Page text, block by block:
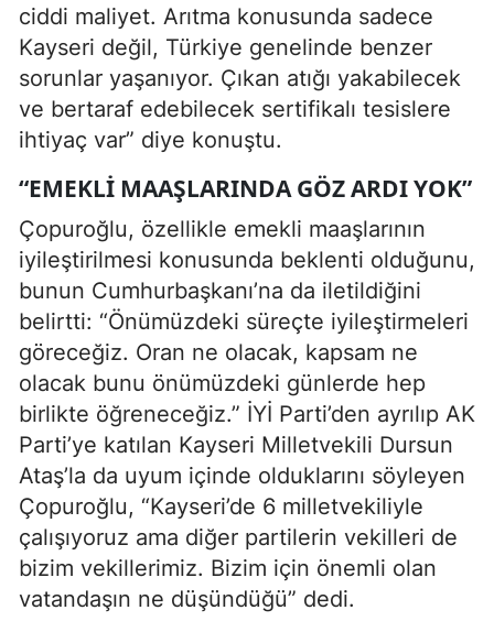
ciddi maliyet. Arıtma konusunda sadece
Kayseri değil, Türkiye genelinde benzer
sorunlar yaşanıyor. Çıkan atığı yakabilecek
ve bertaraf edebilecek sertifikalı tesislere
ihtiyaç var” diye konuştu.
“EMEKLI MAAŞLARINDA GÖZ ARDI YOK”
Çopuroğlu, özellikle emekli maaşlarının
iyileştirilmesi konusunda beklenti olduğunu,
bunun Cumhurbaşkanı’na da iletildiğini
belirtti: “Önümüzdeki süreçte iyileştirmeleri
göreceğiz. Oran ne olacak, kapsam ne
olacak bunu önümüzdeki günlerde hep
birlikte öğreneceğiz.” İYİ Parti’den ayrılıp AK
Parti’ye katılan Kayseri Milletvekili Dursun
Ataş’la da uyum içinde olduklarını söyleyen
Çopuroğlu, “Kayseri’de 6 milletvekiliyle
çalışıyoruz ama diğer partilerin vekilleri de
bizim vekillerimiz. Bizim için önemli olan
vatandaşın ne düşündüğü” dedi.